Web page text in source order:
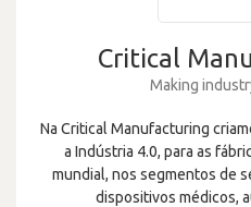
Critical
Making
Na Critical Manufacturing
a Indústria 4.0, para as
mundial, nos segmentos de
dispositivos médicos,